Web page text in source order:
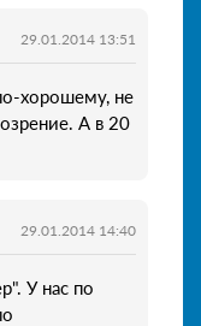
29.01.2014 13:51
хорошему, не
А в 20
29.01.2014 14:40
У нас по